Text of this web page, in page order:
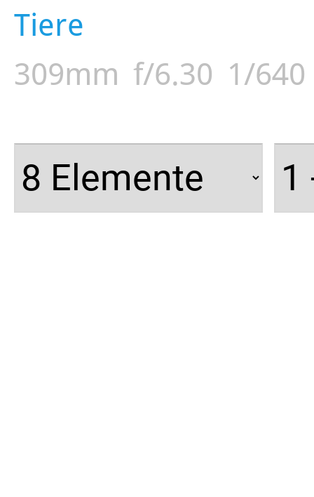
Tiere
309mm f/6.30 1/